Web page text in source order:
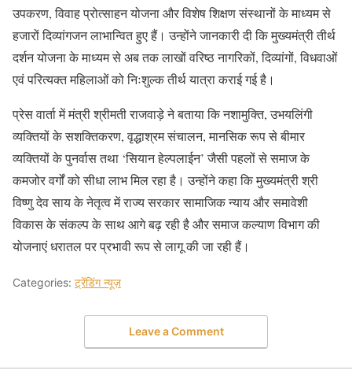
उपकरण, विवाह प्रोत्साहन योजना और विशेष शिक्षण संस्थानों के माध्यम से
हजारों दिव्यांगजन लाभान्वित हुए हैं। उन्होंने जानकारी दी कि मुख्यमंत्री तीर्थ
दर्शन योजना के माध्यम से अब तक लाखों वरिष्ठ नागरिकों, दिव्यांगों, विधवाओं
एवं परित्यक्त महिलाओं को निःशुल्क तीर्थ यात्रा कराई गई है।
प्रेस वार्ता में मंत्री श्रीमती राजवाड़े ने बताया कि नशामुक्ति, उभयलिंगी
व्यक्तियों के सशक्तिकरण, वृद्धाश्रम संचालन, मानसिक रूप से बीमार
व्यक्तियों के पुनर्वास तथा ‘सियान हेल्पलाईन’ जैसी पहलों से समाज के
कमजोर वर्गों को सीधा लाभ मिल रहा है। उन्होंने कहा कि मुख्यमंत्री श्री
विष्णु देव साय के नेतृत्व में राज्य सरकार सामाजिक न्याय और समावेशी
विकास के संकल्प के साथ आगे बढ़ रही है और समाज कल्याण विभाग की
योजनाएं धरातल पर प्रभावी रूप से लागू की जा रही हैं।
Categories: ट्रेंडिंग न्यूज़
Leave a Comment